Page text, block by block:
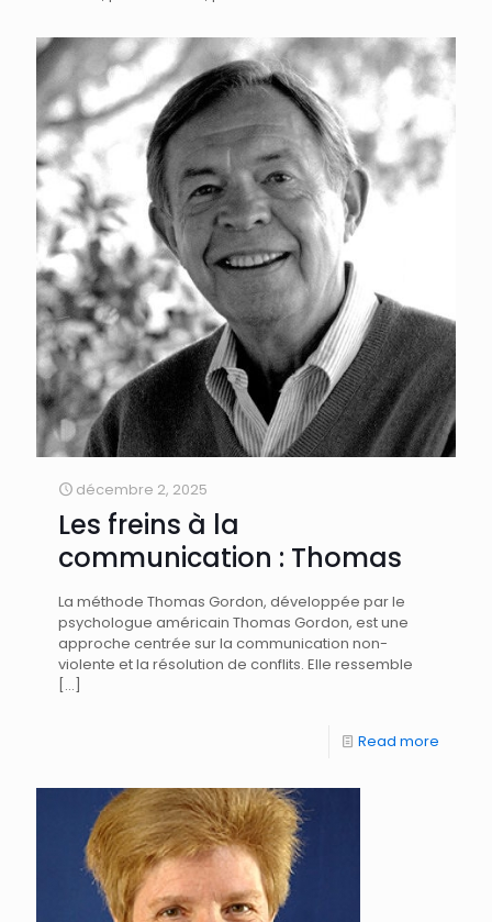
décembre 2, 2025
Les freins à la
communication : Thomas
La méthode Thomas Gordon, développée par le
psychologue américain Thomas Gordon, est une
approche centrée sur la communication non-
violente et la résolution de conflits. Elle ressemble
[…]
Read more